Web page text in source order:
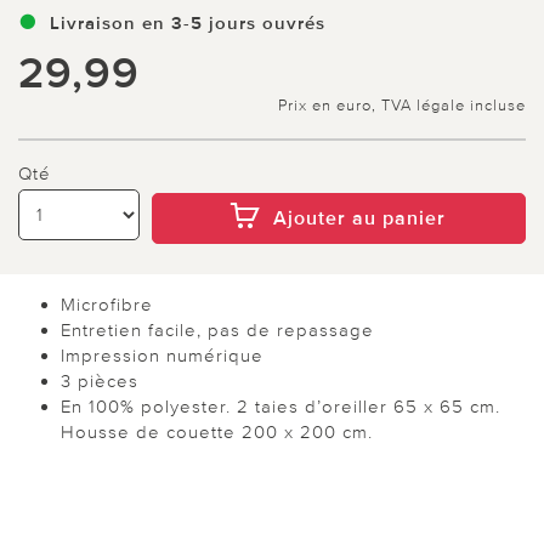
Livraison en 3-5 jours ouvrés
29,99
Prix en euro, TVA légale incluse
Qté
Ajouter au panier
Microfibre
Entretien facile, pas de repassage
Impression numérique
3 pièces
En 100% polyester. 2 taies d’oreiller 65 x 65 cm.
Housse de couette 200 x 200 cm.